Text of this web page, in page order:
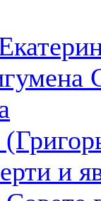
и